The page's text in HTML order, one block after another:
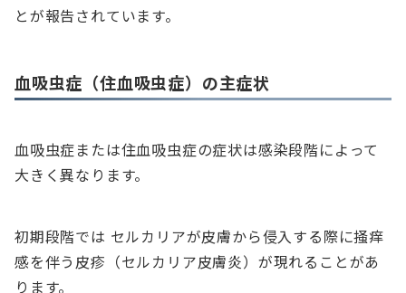
とが報告されています。
血吸虫症（住血吸虫症）の主症状
血吸虫症または住血吸虫症の症状は感染段階によって
大きく異なります。
初期段階では セルカリアが皮膚から侵入する際に掻痒
感を伴う皮疹（セルカリア皮膚炎）が現れることがあ
ります。